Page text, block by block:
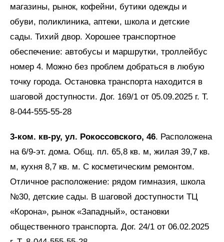
магазины, рынок, кофейни, бутики одежды и
обуви, поликлиника, аптеки, школа и детские
сады. Тихий двор. Хорошее транспортное
обеспечение: автобусы и маршрутки, троллейбус
номер 4. Можно без проблем добраться в любую
точку города. Остановка транспорта находится в
шаговой доступности. Дог. 169/1 от 05.09.2025 г. Т.
8-044-555-55-28
3-ком. кв-ру, ул. Рокоссовского, 46. Расположена
на 6/9-эт. дома. Общ. пл. 65,8 кв. м, жилая 39,7 кв.
м, кухня 8,7 кв. м. С косметическим ремонтом.
Отличное расположение: рядом гимназия, школа
№30, детские сады. В шаговой доступности ТЦ
«Корона», рынок «Западный», остановки
общественного транспорта. Дог. 24/1 от 06.02.2025